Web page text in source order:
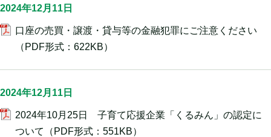
2024年12月11日
口座の売買・譲渡・貸与等の金融犯罪にご注意ください
（PDF形式：622KB）
2024年12月11日
2024年10月25日 子育て応援企業「くるみん」の認定に
ついて
（PDF形式：551KB）